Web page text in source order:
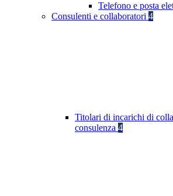
Telefono e posta
Consulenti e collaboratori 4
Titolari di incarichi di
consulenza 4